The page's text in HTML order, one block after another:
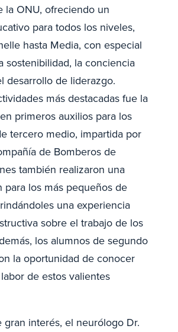
la ONU, ofreciendo un
para todos los niveles,
hasta Media, con especial
sostenibilidad, la conciencia
desarrollo de liderazgo.
más destacadas fue la
primeros auxilios para los
tercero medio, impartida por
de Bomberos de
también realizaron una
para los más pequeños de
una experiencia
sobre el trabajo de los
los alumnos de segundo
la oportunidad de conocer
de estos valientes
gran interés, el neurólogo Dr.